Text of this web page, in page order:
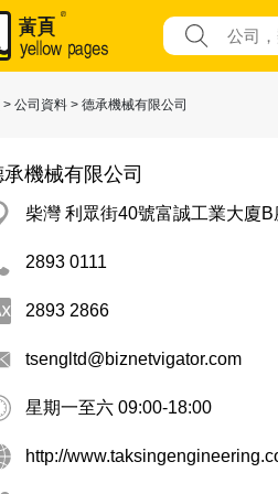
> 公司資料 > 德承機械有限公司
機械有限公司
柴灣 利眾街40號富誠工業大廈
2893 0111
2893 2866
tsengltd@biznetvigator.com
星期一至六 09:00-18:00
http://